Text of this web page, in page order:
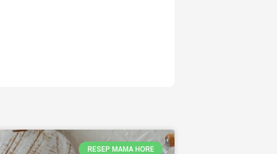
RESEP MAMA HORE